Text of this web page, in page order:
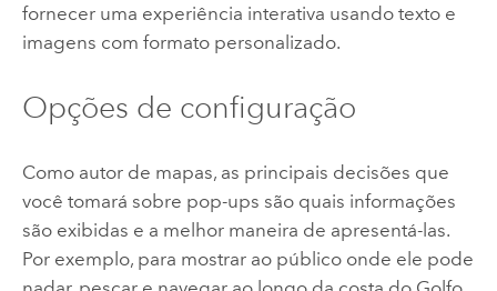
fornecer uma experiência interativa usando texto e
imagens com formato personalizado.
Opções de configuração
Como autor de mapas, as principais decisões que
você tomará sobre pop-ups são quais informações
são exibidas e a melhor maneira de apresentá-las.
Por exemplo, para mostrar ao público onde ele pode